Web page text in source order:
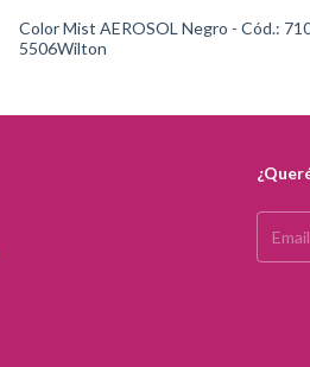
Color Mist AEROSOL Negro - Cód.: 710-
5506Wilton